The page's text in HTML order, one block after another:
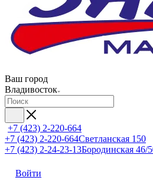
Ваш город
Владивосток
+7 (423) 2-220-664
+7 (423) 2-220-664Светланская 150
+7 (423) 2-24-23-13Бородинская 46/
Войти